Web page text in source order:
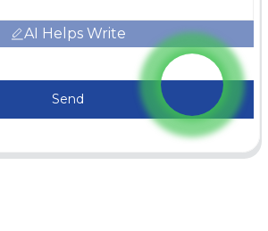
AI Helps Write
Send